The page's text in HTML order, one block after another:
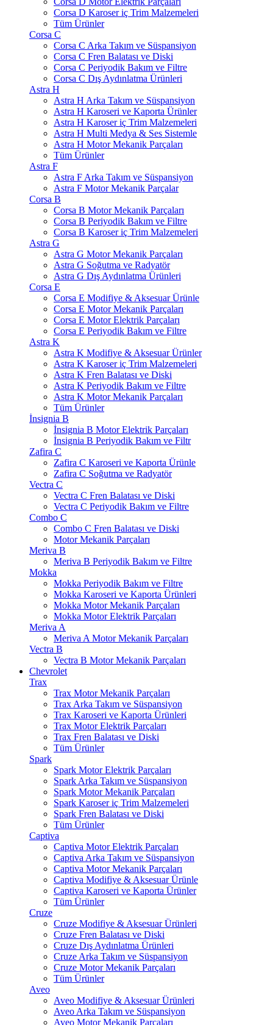
Corsa D Karoser iç Trim Malzemeleri
Tüm Ürünler
Corsa C
Corsa C Arka Takım ve Süspansiyon
Corsa C Fren Balatası ve Diski
Corsa C Periyodik Bakım ve Filtre
Corsa C Dış Aydınlatma Ürünleri
Astra H
Astra H Arka Takım ve Süspansiyon
Astra H Karoseri ve Kaporta Ürünler
Astra H Karoser iç Trim Malzemeleri
Astra H Multi Medya & Ses Sistemle
Astra H Motor Mekanik Parçaları
Tüm Ürünler
Astra F
Astra F Arka Takım ve Süspansiyon
Astra F Motor Mekanik Parçalar
Corsa B
Corsa B Motor Mekanik Parçaları
Corsa B Periyodik Bakım ve Filtre
Corsa B Karoser iç Trim Malzemeleri
Astra G
Astra G Motor Mekanik Parçaları
Astra G Soğutma ve Radyatör
Astra G Dış Aydınlatma Ürünleri
Corsa E
Corsa E Modifiye & Aksesuar Ürünle
Corsa E Motor Mekanik Parçaları
Corsa E Motor Elektrik Parçaları
Corsa E Periyodik Bakım ve Filtre
Astra K
Astra K Modifiye & Aksesuar Ürünler
Astra K Karoser iç Trim Malzemeleri
Astra K Fren Balatası ve Diski
Astra K Periyodik Bakım ve Filtre
Astra K Motor Mekanik Parçaları
Tüm Ürünler
İnsignia B
İnsignia B Motor Elektrik Parçaları
İnsignia B Periyodik Bakım ve Filtr
Zafira C
Zafira C Karoseri ve Kaporta Ürünle
Zafira C Soğutma ve Radyatör
Vectra C
Vectra C Fren Balatası ve Diski
Vectra C Periyodik Bakım ve Filtre
Combo C
Combo C Fren Balatası ve Diski
Motor Mekanik Parçaları
Meriva B
Meriva B Periyodik Bakım ve Filtre
Mokka
Mokka Periyodik Bakım ve Filtre
Mokka Karoseri ve Kaporta Ürünleri
Mokka Motor Mekanik Parçaları
Mokka Motor Elektrik Parçaları
Meriva A
Meriva A Motor Mekanik Parçaları
Vectra B
Vectra B Motor Mekanik Parçaları
Chevrolet
Trax
Trax Motor Mekanik Parçaları
Trax Arka Takım ve Süspansiyon
Trax Karoseri ve Kaporta Ürünleri
Trax Motor Elektrik Parçaları
Trax Fren Balatası ve Diski
Tüm Ürünler
Spark
Spark Motor Elektrik Parçaları
Spark Arka Takım ve Süspansiyon
Spark Motor Mekanik Parçaları
Spark Karoser iç Trim Malzemeleri
Spark Fren Balatası ve Diski
Tüm Ürünler
Captiva
Captiva Motor Elektrik Parçaları
Captiva Arka Takım ve Süspansiyon
Captiva Motor Mekanik Parçaları
Captiva Modifiye & Aksesuar Ürünle
Captiva Karoseri ve Kaporta Ürünler
Tüm Ürünler
Cruze
Cruze Modifiye & Aksesuar Ürünleri
Cruze Fren Balatası ve Diski
Cruze Dış Aydınlatma Ürünleri
Cruze Arka Takım ve Süspansiyon
Cruze Motor Mekanik Parçaları
Tüm Ürünler
Aveo
Aveo Modifiye & Aksesuar Ürünleri
Aveo Arka Takım ve Süspansiyon
Aveo Motor Mekanik Parçaları